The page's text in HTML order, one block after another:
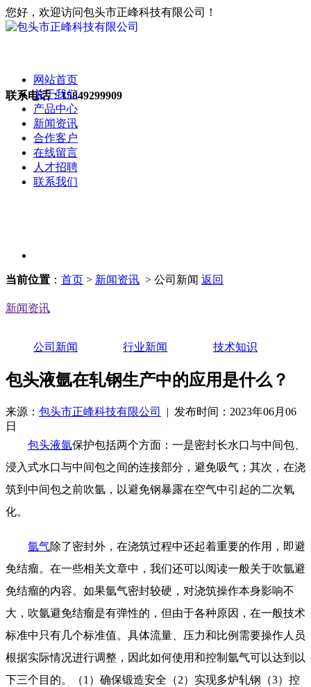
您好，欢迎访问包头市正峰科技有限公司！
联系电话：15849299909
网站首页
关于我们
产品中心
新闻资讯
合作客户
在线留言
人才招聘
联系我们
当前位置 ： 首页 > 新闻资讯 > 公司新闻 返回
新闻资讯
公司新闻 行业新闻 技术知识
包头液氩在轧钢生产中的应用是什么？
来源： 包头市正峰科技有限公司
| 发布时间：2023年06月06
日
包头液氩保护包括两个方面：一是密封长水口与中间包、
浸入式水口与中间包之间的连接部分，避免吸气；其次，在浇
筑到中间包之前吹氩，以避免钢暴露在空气中引起的二次氧
化。
氩气除了密封外，在浇筑过程中还起着重要的作用，即避
免结瘤。在一些相关文章中，我们还可以阅读一般关于吹氩避
免结瘤的内容。如果氩气密封较硬，对浇筑操作本身影响不
大，吹氩避免结瘤是有弹性的，但由于各种原因，在一般技术
标准中只有几个标准值。具体流量、压力和比例需要操作人员
根据实际情况进行调整，因此如何使用和控制氩气可以达到以
下三个目的。（1）确保锻造安全（2）实现多炉轧钢（3）控